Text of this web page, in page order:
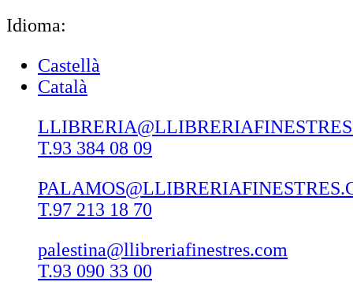
Idioma:
Castellà
Català
T.93 384 08 09
T.97 213 18 70
palestina@llibreriafinestres.com
T.93 090 33 00